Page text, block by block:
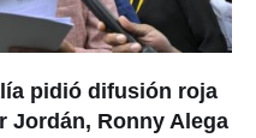
pidió difusión roja
Jordán, Ronny Alega